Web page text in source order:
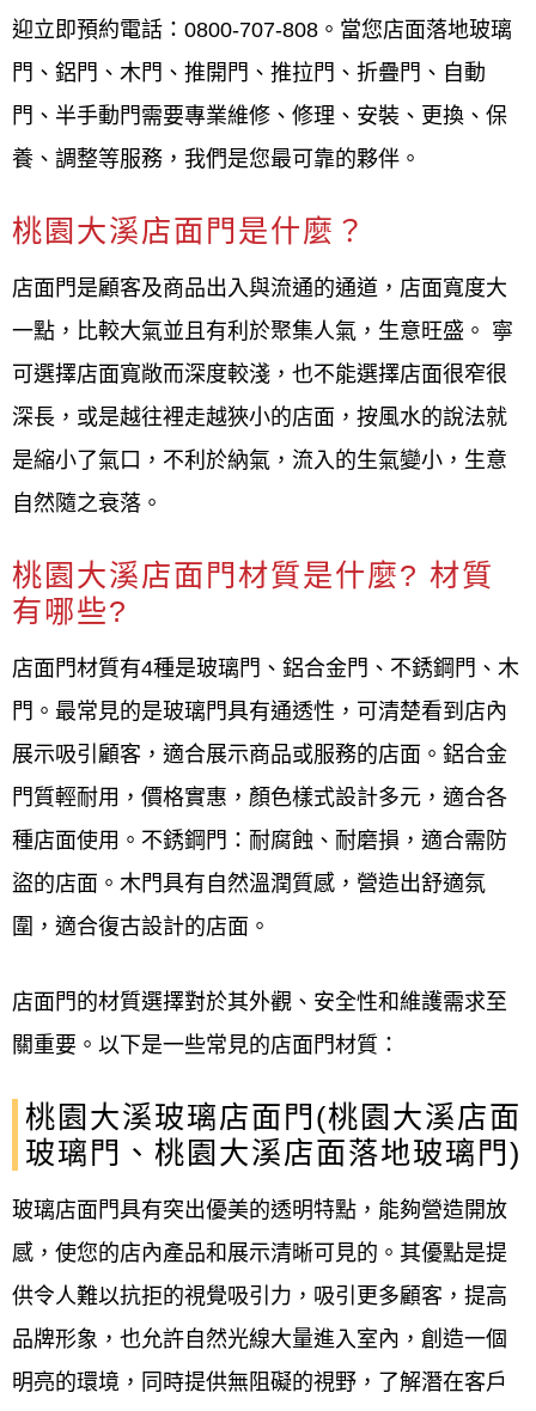
迎立即預約電話：0800-707-808。當您店面落地玻璃
門、鋁門、木門、推開門、推拉門、折疊門、自動
門、半手動門需要專業維修、修理、安裝、更換、保
養、調整等服務，我們是您最可靠的夥伴。
桃園大溪店面門是什麼？
店面門是顧客及商品出入與流通的通道，店面寬度大
一點，比較大氣並且有利於聚集人氣，生意旺盛。 寧
可選擇店面寬敞而深度較淺，也不能選擇店面很窄很
深長，或是越往裡走越狹小的店面，按風水的說法就
是縮小了氣口，不利於納氣，流入的生氣變小，生意
自然隨之衰落。
桃園大溪店面門材質是什麼? 材質
有哪些?
店面門材質有4種是玻璃門、鋁合金門、不銹鋼門、木
門。最常見的是玻璃門具有通透性，可清楚看到店內
展示吸引顧客，適合展示商品或服務的店面。鋁合金
門質輕耐用，價格實惠，顏色樣式設計多元，適合各
種店面使用。不銹鋼門：耐腐蝕、耐磨損，適合需防
盜的店面。木門具有自然溫潤質感，營造出舒適氛
圍，適合復古設計的店面。
店面門的材質選擇對於其外觀、安全性和維護需求至
關重要。以下是一些常見的店面門材質：
桃園大溪玻璃店面門(桃園大溪店面
玻璃門、桃園大溪店面落地玻璃門)
玻璃店面門具有突出優美的透明特點，能夠營造開放
感，使您的店內產品和展示清晰可見的。其優點是提
供令人難以抗拒的視覺吸引力，吸引更多顧客，提高
品牌形象，也允許自然光線大量進入室內，創造一個
明亮的環境，同時提供無阻礙的視野，了解潛在客戶